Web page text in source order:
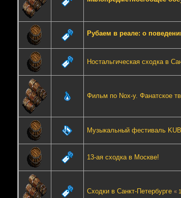
Рубаем в реале: о
Ностальгическая сходка в
Фильм по Nox-у. Фанатское
Музыкальный фестиваль
13-ая сходка в Москве!
Сходки в Санкт-Петербурге « 1